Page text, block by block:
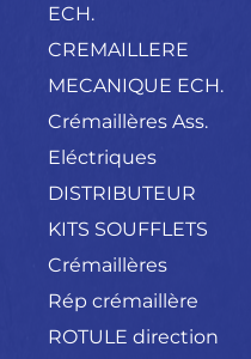
ECH.
CREMAILLERE
MECANIQUE ECH.
Crémaillères Ass.
Eléctriques
DISTRIBUTEUR
KITS SOUFFLETS
Crémaillères
Rép crémaillère
ROTULE direction